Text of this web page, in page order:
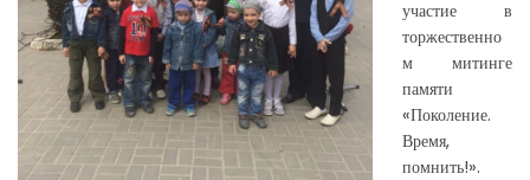
участие в
торжественно
м митинге
памяти
«Поколение.
Время,
помнить!».